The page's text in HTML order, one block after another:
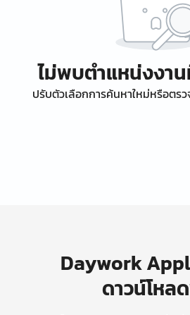
ไม่พบตำแหน่งงา
ปรับตัวเลือกการค้นหาใหม่หรือตร
Daywork
ดาวน์โหล